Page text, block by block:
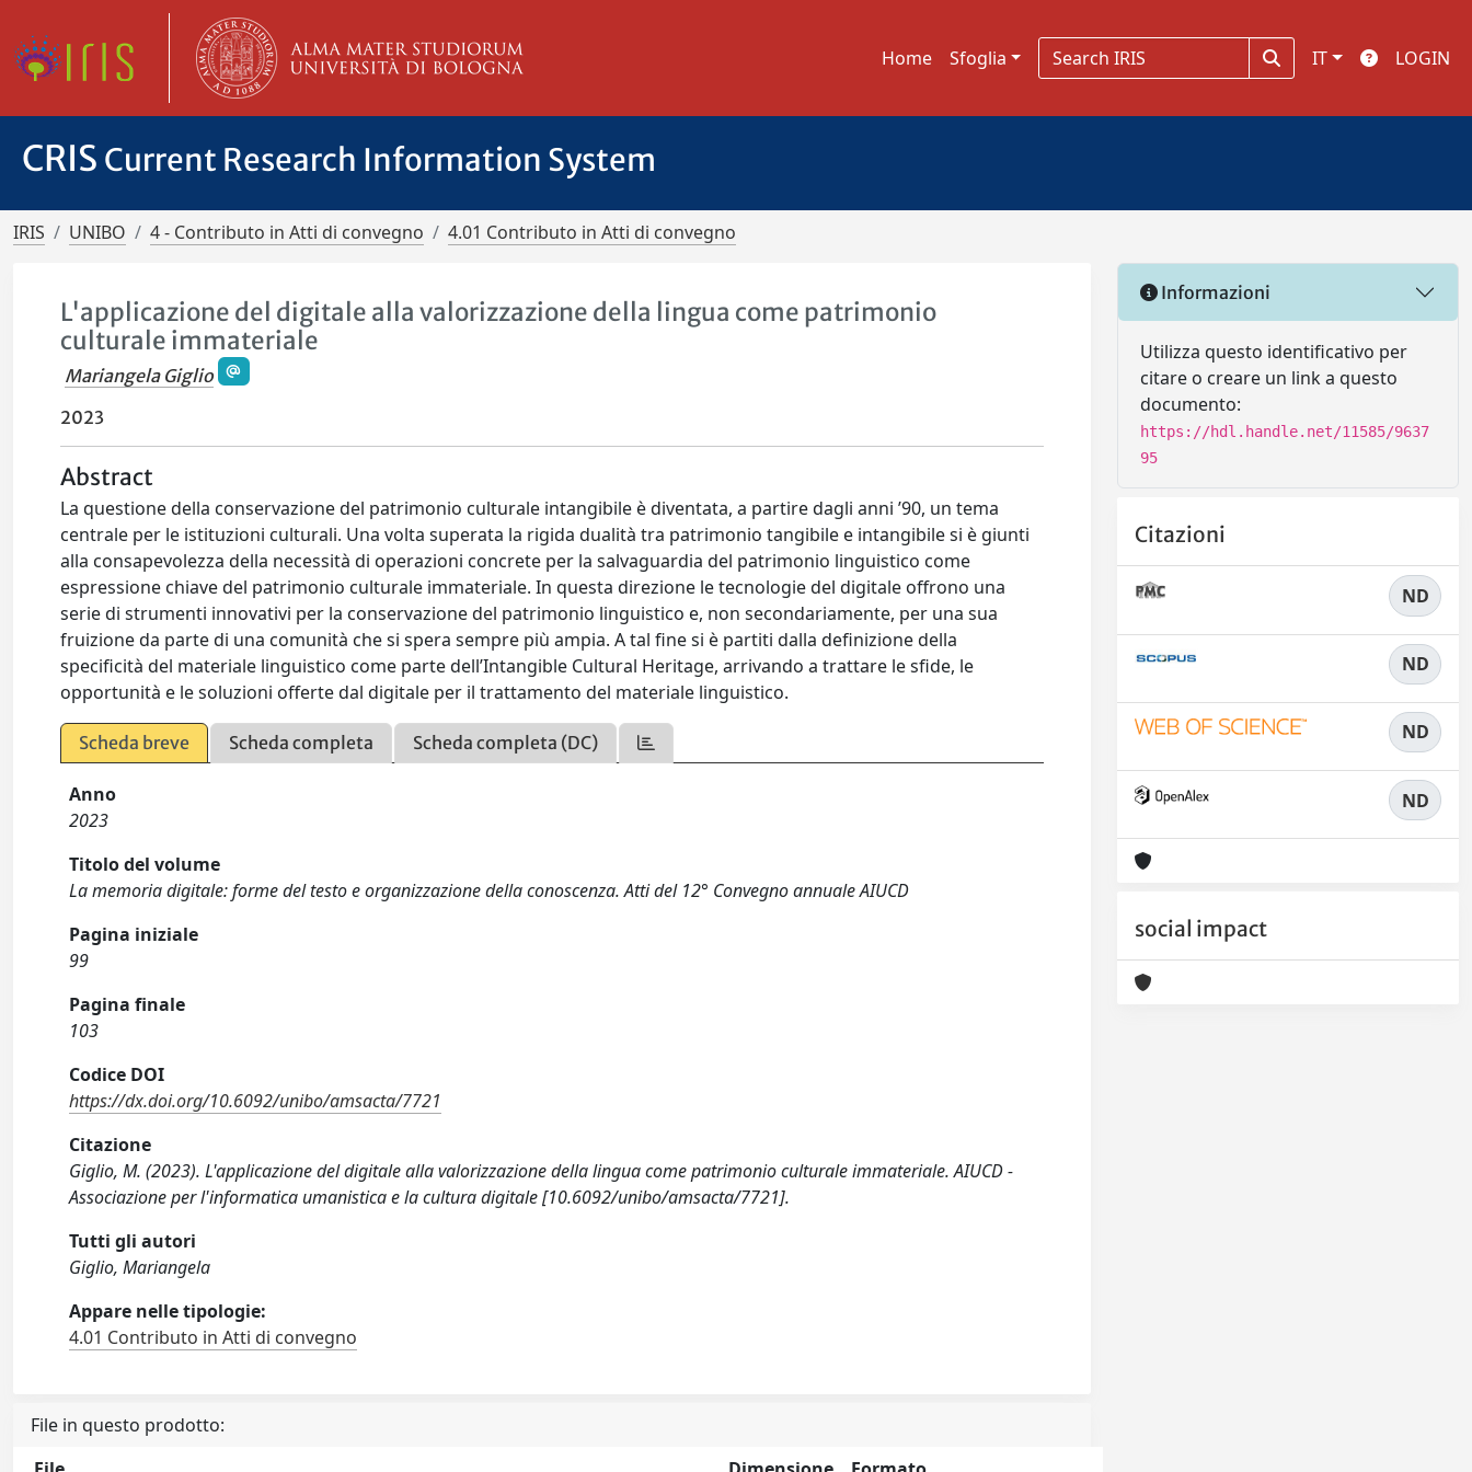
Home Sfoglia IT LOGIN
CRIS Current Research Information System
IRIS UNIBO 4 - Contributo in Atti di convegno 4.01 Contributo in Atti di convegno
L'applicazione del digitale alla valorizzazione della lingua come patrimonio
culturale immateriale
Mariangela Giglio
2023
Abstract
La questione della conservazione del patrimonio culturale intangibile è diventata, a partire dagli anni ’90, un tema
centrale per le istituzioni culturali. Una volta superata la rigida dualità tra patrimonio tangibile e intangibile si è giunti
alla consapevolezza della necessità di operazioni concrete per la salvaguardia del patrimonio linguistico come
espressione chiave del patrimonio culturale immateriale. In questa direzione le tecnologie del digitale offrono una
serie di strumenti innovativi per la conservazione del patrimonio linguistico e, non secondariamente, per una sua
fruizione da parte di una comunità che si spera sempre più ampia. A tal fine si è partiti dalla definizione della
specificità del materiale linguistico come parte dell’Intangible Cultural Heritage, arrivando a trattare le sfide, le
opportunità e le soluzioni offerte dal digitale per il trattamento del materiale linguistico.
Scheda breve Scheda completa Scheda completa (DC)
Anno
2023
Titolo del volume
La memoria digitale: forme del testo e organizzazione della conoscenza. Atti del 12° Convegno annuale AIUCD
Pagina iniziale
99
Pagina finale
103
Codice DOI
https://dx.doi.org/10.6092/unibo/amsacta/7721
Citazione
Giglio, M. (2023). L'applicazione del digitale alla valorizzazione della lingua come patrimonio culturale immateriale. AIUCD -
Associazione per l'informatica umanistica e la cultura digitale [10.6092/unibo/amsacta/7721].
Tutti gli autori
Giglio, Mariangela
Appare nelle tipologie:
4.01 Contributo in Atti di convegno
File in questo prodotto:
Informazioni
Utilizza questo identificativo per
citare o creare un link a questo
documento:
https://hdl.handle.net/11585/9637
95
Citazioni
ND
ND
ND
ND
social impact